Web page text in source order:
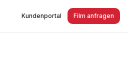
Kundenportal Film anfragen